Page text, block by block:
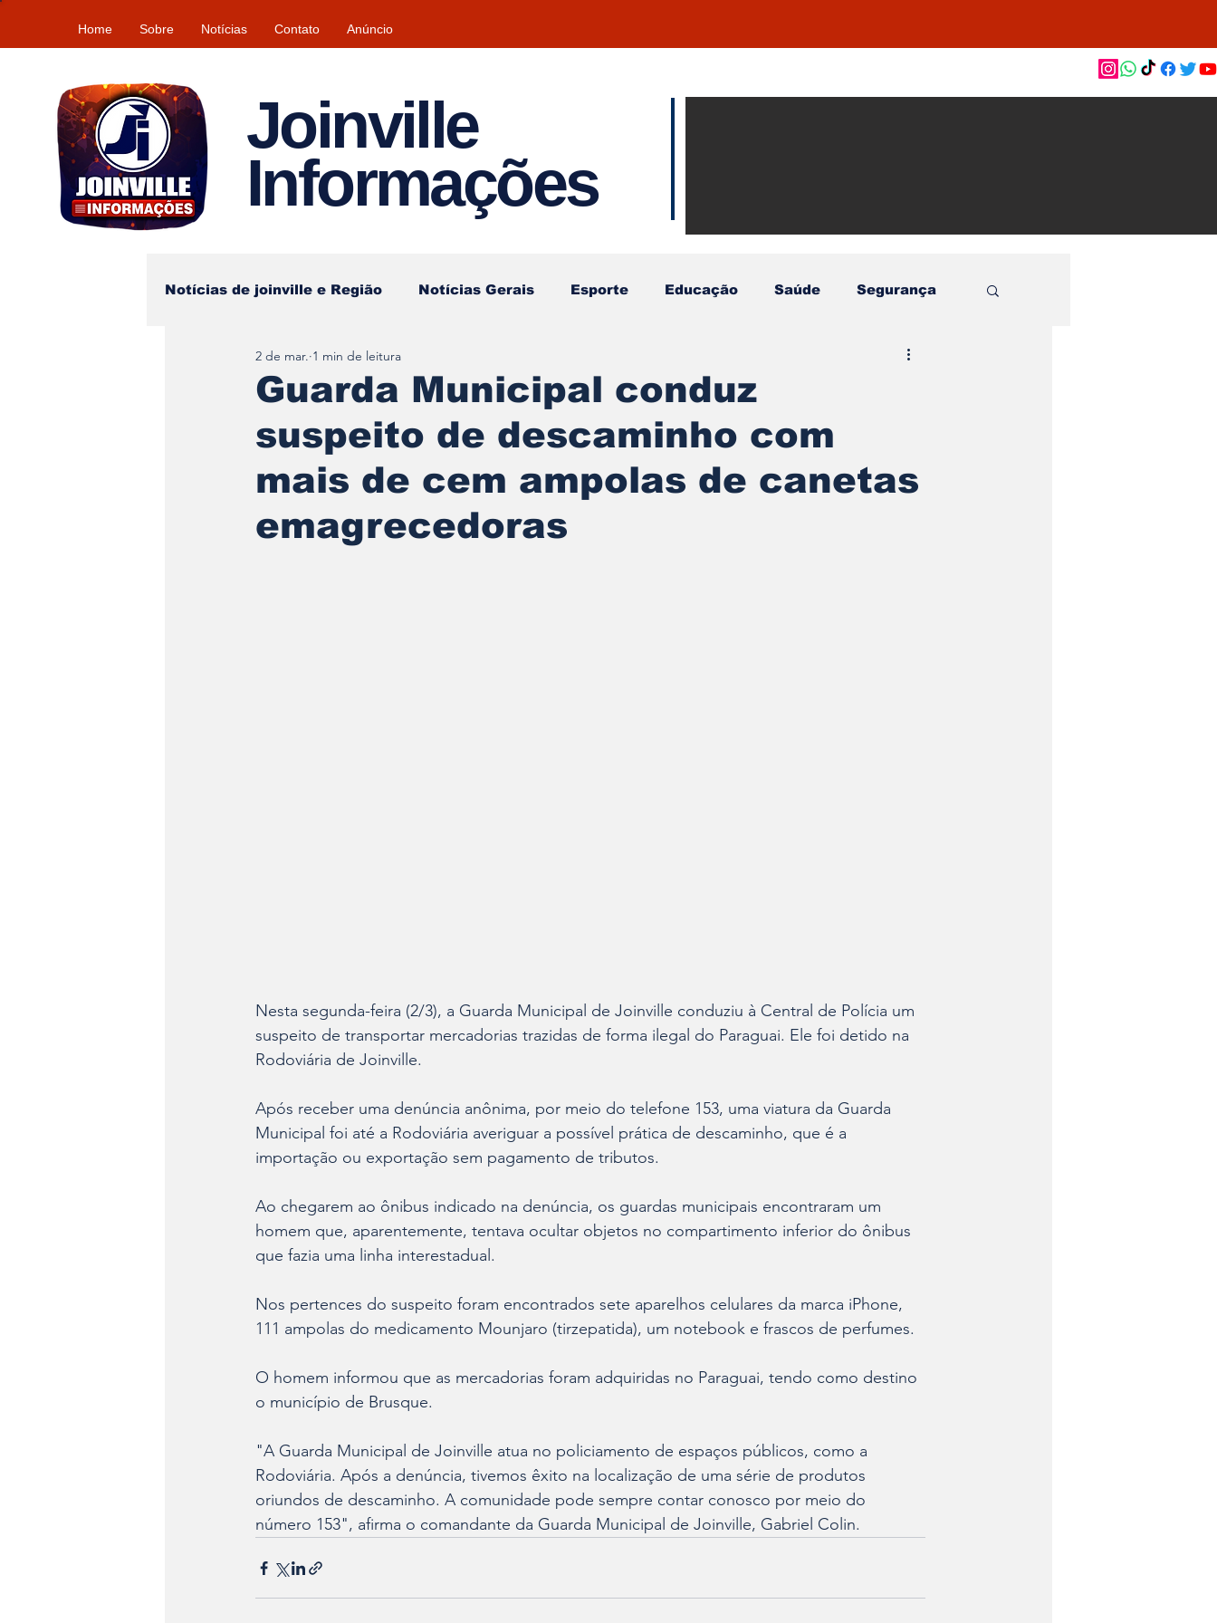
Home Sobre Notícias Contato Anúncio
Joinville
Informações
Notícias de joinville e Região Notícias Gerais Esporte Educação Saúde Segurança
Tempo\clima
Guarda Municipal conduz
suspeito de descaminho com
mais de cem ampolas de canetas
emagrecedoras
2 de mar. 1 min de leitura
Nesta segunda-feira (2/3), a Guarda Municipal de Joinville conduziu à Central de Polícia um
suspeito de transportar mercadorias trazidas de forma ilegal do Paraguai. Ele foi detido na
Rodoviária de Joinville.
Após receber uma denúncia anônima, por meio do telefone 153, uma viatura da Guarda
Municipal foi até a Rodoviária averiguar a possível prática de descaminho, que é a
importação ou exportação sem pagamento de tributos.
Ao chegarem ao ônibus indicado na denúncia, os guardas municipais encontraram um
homem que, aparentemente, tentava ocultar objetos no compartimento inferior do ônibus
que fazia uma linha interestadual.
Nos pertences do suspeito foram encontrados sete aparelhos celulares da marca iPhone,
111 ampolas do medicamento Mounjaro (tirzepatida), um notebook e frascos de perfumes.
O homem informou que as mercadorias foram adquiridas no Paraguai, tendo como destino
o município de Brusque.
"A Guarda Municipal de Joinville atua no policiamento de espaços públicos, como a
Rodoviária. Após a denúncia, tivemos êxito na localização de uma série de produtos
oriundos de descaminho. A comunidade pode sempre contar conosco por meio do
número 153", afirma o comandante da Guarda Municipal de Joinville, Gabriel Colin.